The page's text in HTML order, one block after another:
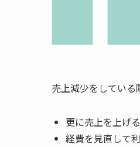
売上減少をしている
更に売上を上げ
経費を見直して